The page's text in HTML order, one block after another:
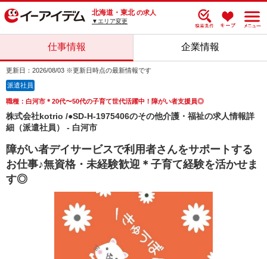
北海道・東北 の求人
▼エリア変更
仕事情報 企業情報
更新日：2026/08/03 ※更新日時点の最新情報です
派遣社員
職種：白河市＊20代〜50代の子育て世代活躍中！障がい者支援員◎
株式会社kotrio /●SD-H-1975406のその他介護・福祉の求人情報詳
細（派遣社員） - 白河市
障がい者デイサービスで利用者さんをサポートする
お仕事♪無資格・未経験歓迎＊子育て経験を活かせま
す◎